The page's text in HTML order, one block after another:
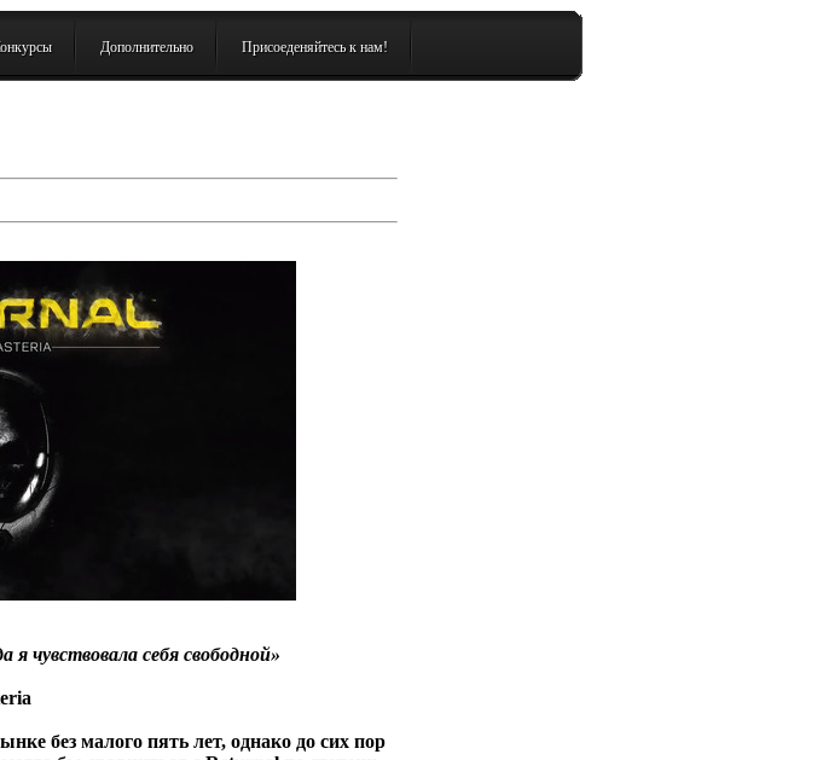
Дополнительно Присоеденяйтесь к нам!
я чувствовала себя свободной»
без малого пять лет, однако до сих пор